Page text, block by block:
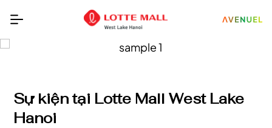
Sự kiện tại Lotte Mall West Lake
Hanoi